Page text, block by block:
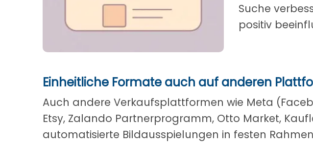
Suche
positiv
Einheitliche Formate auch auf anderen
Auch andere Verkaufsplattformen wie Meta
Etsy, Zalando Partnerprogramm, Otto Market,
automatisierte Bildausspielungen in festen